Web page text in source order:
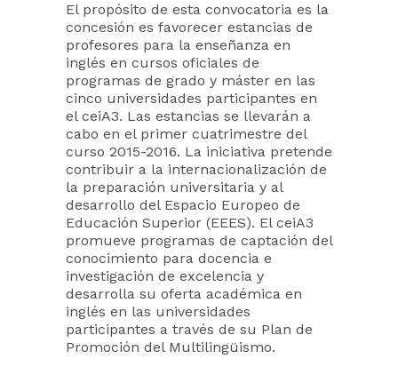
El propósito de esta convocatoria es la
concesión es favorecer estancias de
profesores para la enseñanza en
inglés en cursos oficiales de
programas de grado y máster en las
cinco universidades participantes en
el ceiA3. Las estancias se llevarán a
cabo en el primer cuatrimestre del
curso 2015-2016. La iniciativa pretende
contribuir a la internacionalización de
la preparación universitaria y al
desarrollo del Espacio Europeo de
Educación Superior (EEES). El ceiA3
promueve programas de captación del
conocimiento para docencia e
investigación de excelencia y
desarrolla su oferta académica en
inglés en las universidades
participantes a través de su Plan de
Promoción del Multilingüismo.